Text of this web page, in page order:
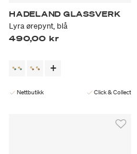
HADELAND GLASSVERK
Lyra ørepynt, blå
490,00 kr
Nettbutikk Click & Collect